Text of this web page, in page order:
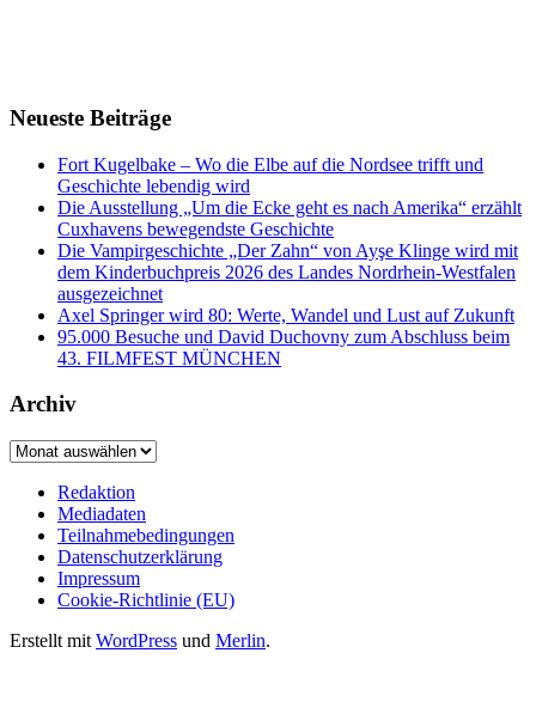
Neueste Beiträge
Fort Kugelbake – Wo die Elbe auf die Nordsee trifft und
Geschichte lebendig wird
Die Ausstellung „Um die Ecke geht es nach Amerika“ erzählt
Cuxhavens bewegendste Geschichte
Die Vampirgeschichte „Der Zahn“ von Ayşe Klinge wird mit
dem Kinderbuchpreis 2026 des Landes Nordrhein-Westfalen
ausgezeichnet
Axel Springer wird 80: Werte, Wandel und Lust auf Zukunft
95.000 Besuche und David Duchovny zum Abschluss beim
43. FILMFEST MÜNCHEN
Archiv
Archiv
Redaktion
Mediadaten
Teilnahmebedingungen
Datenschutzerklärung
Impressum
Cookie-Richtlinie (EU)
Erstellt mit WordPress und Merlin.